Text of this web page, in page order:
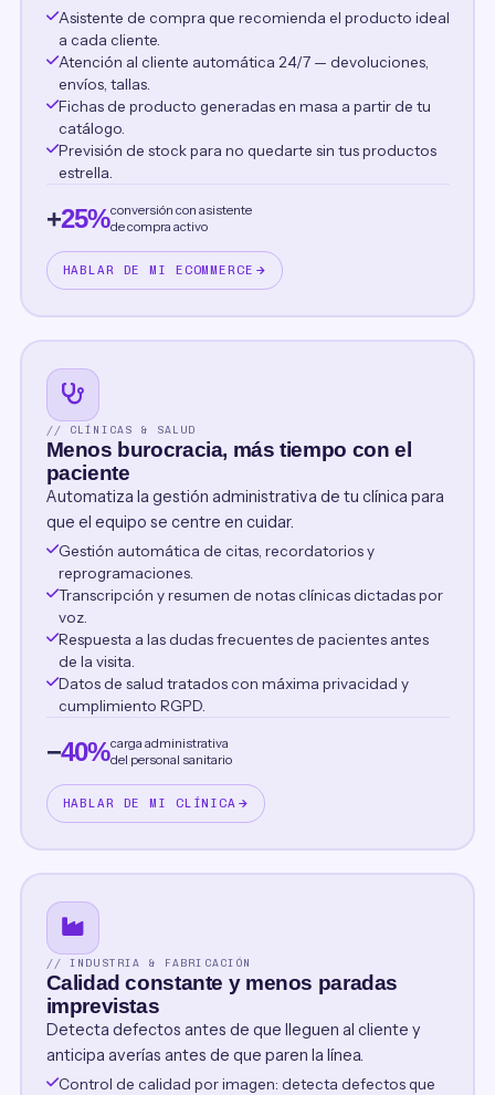
Asistente de compra que recomienda el producto ideal
a cada cliente.
Atención al cliente automática 24/7 — devoluciones,
envíos, tallas.
Fichas de producto generadas en masa a partir de tu
catálogo.
Previsión de stock para no quedarte sin tus productos
estrella.
+25%conversión con asistente
de compra activo
HABLAR DE MI ECOMMERCE
// CLÍNICAS & SALUD
Menos burocracia, más tiempo con el
paciente
Automatiza la gestión administrativa de tu clínica para
que el equipo se centre en cuidar.
Gestión automática de citas, recordatorios y
reprogramaciones.
Transcripción y resumen de notas clínicas dictadas por
voz.
Respuesta a las dudas frecuentes de pacientes antes
de la visita.
Datos de salud tratados con máxima privacidad y
cumplimiento RGPD.
−40%carga administrativa
del personal sanitario
HABLAR DE MI CLÍNICA
// INDUSTRIA & FABRICACIÓN
Calidad constante y menos paradas
imprevistas
Detecta defectos antes de que lleguen al cliente y
anticipa averías antes de que paren la línea.
Control de calidad por imagen: detecta defectos que